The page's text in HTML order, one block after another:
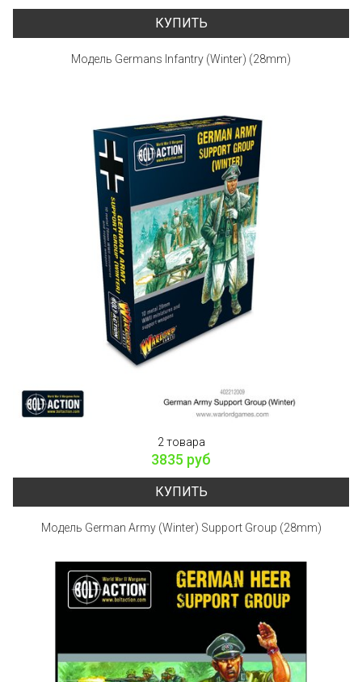
КУПИТЬ
Модель Germans Infantry (Winter) (28mm)
2 товара
3835 руб
КУПИТЬ
Модель German Army (Winter) Support Group (28mm)